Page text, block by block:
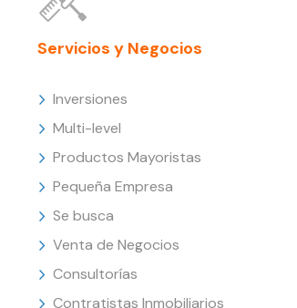
Servicios y Negocios
Inversiones
Multi-level
Productos Mayoristas
Pequeña Empresa
Se busca
Venta de Negocios
Consultorías
Contratistas Inmobiliarios